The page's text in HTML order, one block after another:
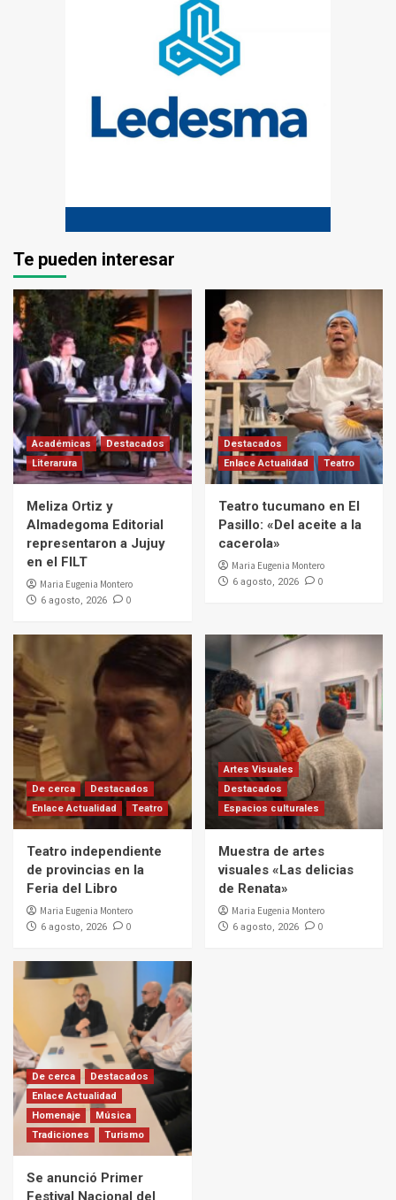
Te pueden interesar
Académicas
Destacados
Literarura
Meliza Ortiz y
Almadegoma Editorial
representaron a Jujuy
en el FILT
Maria Eugenia Montero
6 agosto, 2026 0
Destacados
Enlace Actualidad
Teatro
Teatro tucumano en El
Pasillo: «Del aceite a la
cacerola»
Maria Eugenia Montero
6 agosto, 2026 0
De cerca
Destacados
Enlace Actualidad
Teatro
Teatro independiente
de provincias en la
Feria del Libro
Maria Eugenia Montero
6 agosto, 2026 0
Artes Visuales
Destacados
Espacios culturales
Muestra de artes
visuales «Las delicias
de Renata»
Maria Eugenia Montero
6 agosto, 2026 0
De cerca
Destacados
Enlace Actualidad
Homenaje
Música
Tradiciones
Turismo
Se anunció Primer
Festival Nacional del